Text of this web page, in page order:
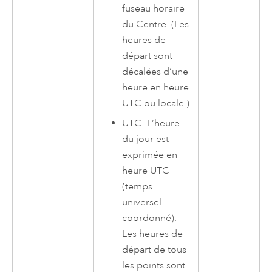
fuseau horaire
du Centre. (Les
heures de
départ sont
décalées d’une
heure en heure
UTC ou locale.)
UTC—L’heure
du jour est
exprimée en
heure UTC
(temps
universel
coordonné).
Les heures de
départ de tous
les points sont